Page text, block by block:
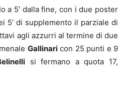
a 5′ dalla fine, con i due poster
5′ di supplemento il parziale di
agli azzurri al termine di due
Gallinaricon 25 punti e 9
si fermano a quota 17,